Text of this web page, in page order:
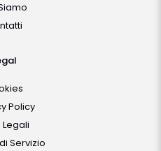
Policy
Servizio